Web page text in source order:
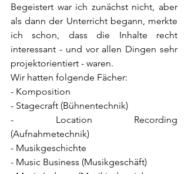
Begeistert war ich zunächst nicht, aber
als dann der Unterricht begann, merkte
ich schon, dass die Inhalte recht
interessant - und vor allen Dingen sehr
projektorientiert - waren.
Wir hatten folgende Fächer:
- Komposition
- Stagecraft (Bühnentechnik)
- Location Recording
(Aufnahmetechnik)
- Musikgeschichte
- Music Business (Musikgeschäft)